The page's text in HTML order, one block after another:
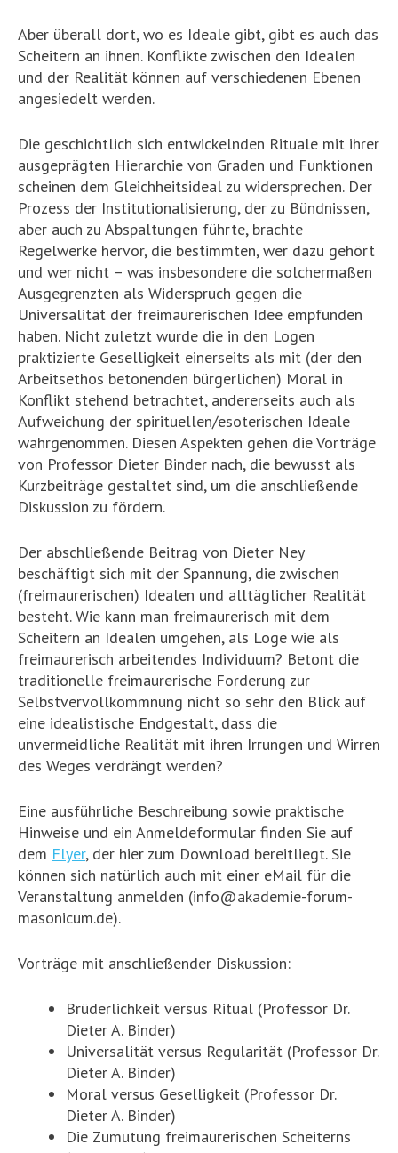
Aber überall dort, wo es Ideale gibt, gibt es auch das
Scheitern an ihnen. Konflikte zwischen den Idealen
und der Realität können auf verschiedenen Ebenen
angesiedelt werden.
Die geschichtlich sich entwickelnden Rituale mit ihrer
ausgeprägten Hierarchie von Graden und Funktionen
scheinen dem Gleichheitsideal zu widersprechen. Der
Prozess der Institutionalisierung, der zu Bündnissen,
aber auch zu Abspaltungen führte, brachte
Regelwerke hervor, die bestimmten, wer dazu gehört
und wer nicht – was insbesondere die solchermaßen
Ausgegrenzten als Widerspruch gegen die
Universalität der freimaurerischen Idee empfunden
haben. Nicht zuletzt wurde die in den Logen
praktizierte Geselligkeit einerseits als mit (der den
Arbeitsethos betonenden bürgerlichen) Moral in
Konflikt stehend betrachtet, andererseits auch als
Aufweichung der spirituellen/esoterischen Ideale
wahrgenommen. Diesen Aspekten gehen die Vorträge
von Professor Dieter Binder nach, die bewusst als
Kurzbeiträge gestaltet sind, um die anschließende
Diskussion zu fördern.
Der abschließende Beitrag von Dieter Ney
beschäftigt sich mit der Spannung, die zwischen
(freimaurerischen) Idealen und alltäglicher Realität
besteht. Wie kann man freimaurerisch mit dem
Scheitern an Idealen umgehen, als Loge wie als
freimaurerisch arbeitendes Individuum? Betont die
traditionelle freimaurerische Forderung zur
Selbstvervollkommnung nicht so sehr den Blick auf
eine idealistische Endgestalt, dass die
unvermeidliche Realität mit ihren Irrungen und Wirren
des Weges verdrängt werden?
Eine ausführliche Beschreibung sowie praktische
Hinweise und ein Anmeldeformular finden Sie auf
dem Flyer, der hier zum Download bereitliegt. Sie
können sich natürlich auch mit einer eMail für die
Veranstaltung anmelden (info@akademie-forum-
masonicum.de).
Vorträge mit anschließender Diskussion:
Brüderlichkeit versus Ritual (Professor Dr.
Dieter A. Binder)
Universalität versus Regularität (Professor Dr.
Dieter A. Binder)
Moral versus Geselligkeit (Professor Dr.
Dieter A. Binder)
Die Zumutung freimaurerischen Scheiterns